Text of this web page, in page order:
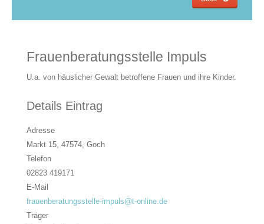
Frauenberatungsstelle Impuls
U.a. von häuslicher Gewalt betroffene Frauen und ihre Kinder.
Details Eintrag
Adresse
Markt 15, 47574, Goch
Telefon
02823 419171
E-Mail
frauenberatungsstelle-impuls@t-online.de
Träger